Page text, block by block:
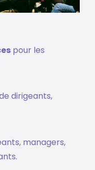
pour les
dirigeants,
managers,